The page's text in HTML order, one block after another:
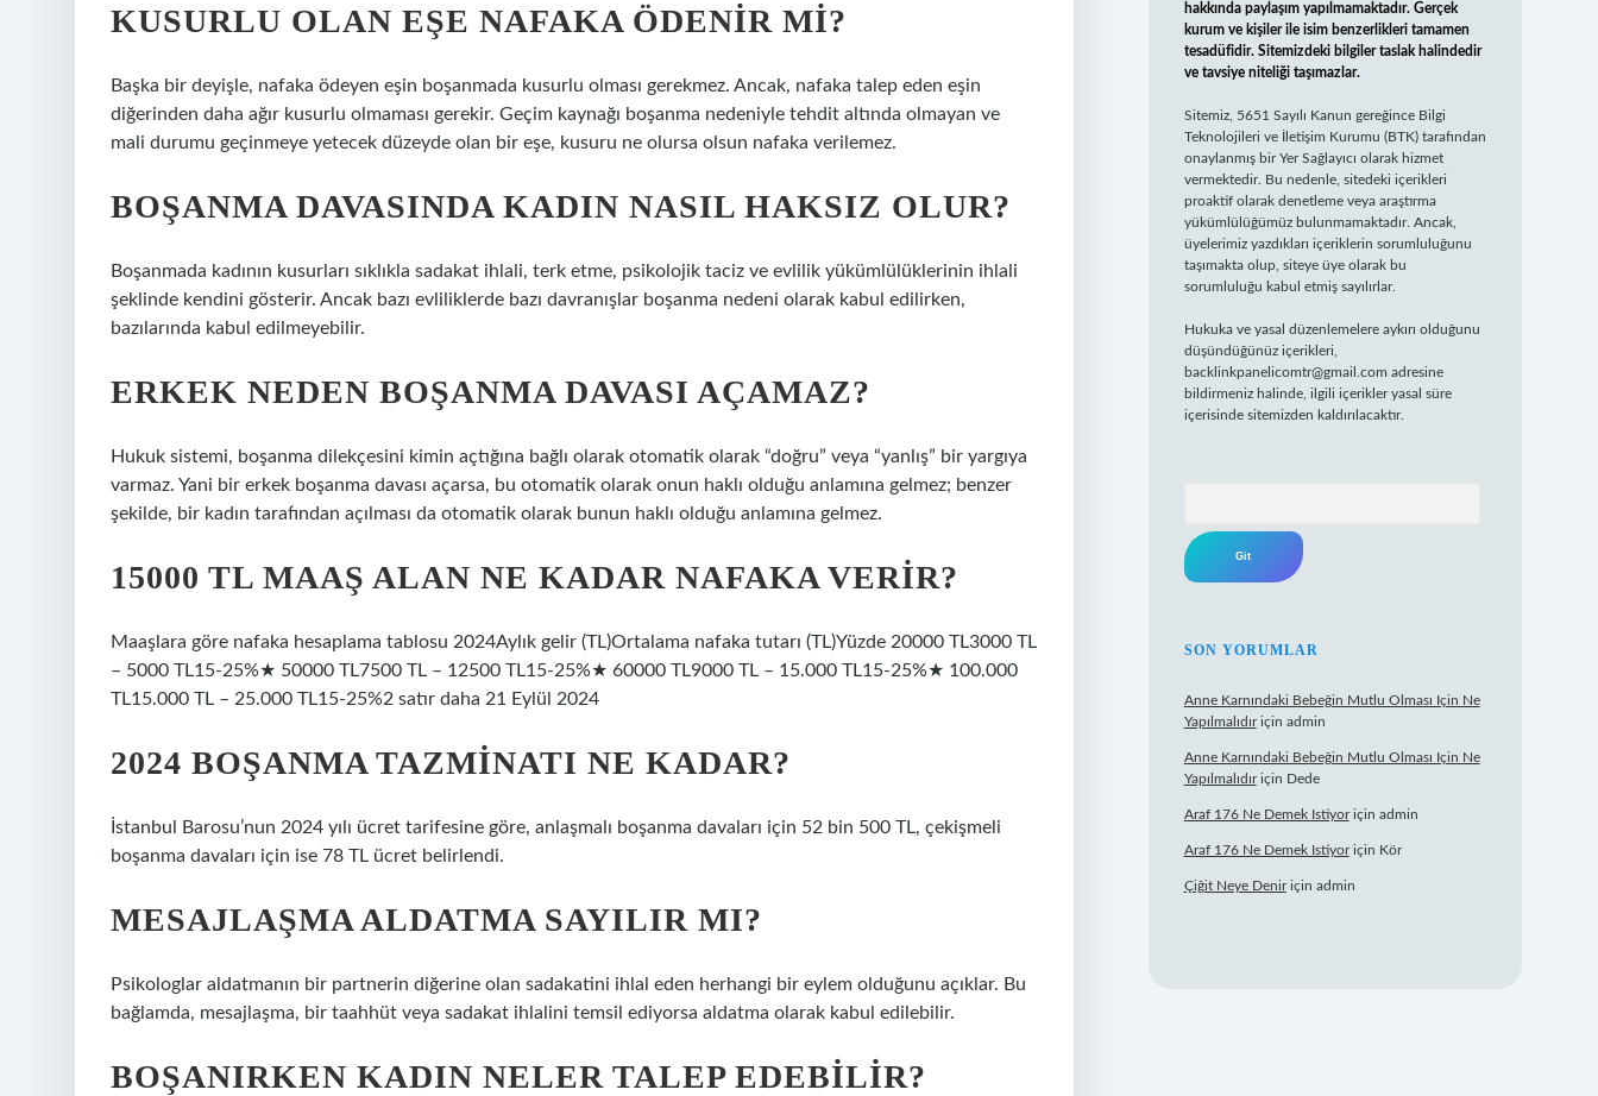
KUSURLU OLAN EŞE NAFAKA ÖDENIR MI?
Başka bir deyişle, nafaka ödeyen eşin boşanmada kusurlu olması gerekmez. Ancak, nafaka talep eden eşin
diğerinden daha ağır kusurlu olmaması gerekir. Geçim kaynağı boşanma nedeniyle tehdit altında olmayan ve
mali durumu geçinmeye yetecek düzeyde olan bir eşe, kusuru ne olursa olsun nafaka verilemez.
BOŞANMA DAVASINDA KADIN NASIL HAKSIZ OLUR?
Boşanmada kadının kusurları sıklıkla sadakat ihlali, terk etme, psikolojik taciz ve evlilik yükümlülüklerinin ihlali
şeklinde kendini gösterir. Ancak bazı evliliklerde bazı davranışlar boşanma nedeni olarak kabul edilirken,
bazılarında kabul edilmeyebilir.
ERKEK NEDEN BOŞANMA DAVASI AÇAMAZ?
Hukuk sistemi, boşanma dilekçesini kimin açtığına bağlı olarak otomatik olarak “doğru” veya “yanlış” bir yargıya
varmaz. Yani bir erkek boşanma davası açarsa, bu otomatik olarak onun haklı olduğu anlamına gelmez; benzer
şekilde, bir kadın tarafından açılması da otomatik olarak bunun haklı olduğu anlamına gelmez.
15000 TL MAAŞ ALAN NE KADAR NAFAKA VERIR?
Maaşlara göre nafaka hesaplama tablosu 2024Aylık gelir (TL)Ortalama nafaka tutarı (TL)Yüzde 20000 TL3000 TL
– 5000 TL15-25%★ 50000 TL7500 TL – 12500 TL15-25%★ 60000 TL9000 TL – 15.000 TL15-25%★ 100.000
TL15.000 TL – 25.000 TL15-25%2 satır daha 21 Eylül 2024
2024 BOŞANMA TAZMINATI NE KADAR?
İstanbul Barosu’nun 2024 yılı ücret tarifesine göre, anlaşmalı boşanma davaları için 52 bin 500 TL, çekişmeli
boşanma davaları için ise 78 TL ücret belirlendi.
MESAJLAŞMA ALDATMA SAYILIR MI?
Psikologlar aldatmanın bir partnerin diğerine olan sadakatini ihlal eden herhangi bir eylem olduğunu açıklar. Bu
bağlamda, mesajlaşma, bir taahhüt veya sadakat ihlalini temsil ediyorsa aldatma olarak kabul edilebilir.
BOŞANIRKEN KADIN NELER TALEP EDEBILIR?
hakkında paylaşım yapılmamaktadır. Gerçek
kurum ve kişiler ile isim benzerlikleri tamamen
tesadüfidir. Sitemizdeki bilgiler taslak halindedir
ve tavsiye niteliği taşımazlar.
Sitemiz, 5651 Sayılı Kanun gereğince Bilgi
Teknolojileri ve İletişim Kurumu (BTK) tarafından
onaylanmış bir Yer Sağlayıcı olarak hizmet
vermektedir. Bu nedenle, sitedeki içerikleri
proaktif olarak denetleme veya araştırma
yükümlülüğümüz bulunmamaktadır. Ancak,
üyelerimiz yazdıkları içeriklerin sorumluluğunu
taşımakta olup, siteye üye olarak bu
sorumluluğu kabul etmiş sayılırlar.
Hukuka ve yasal düzenlemelere aykırı olduğunu
düşündüğünüz içerikleri,
backlinkpanelicomtr@gmail.com adresine
bildirmeniz halinde, ilgili içerikler yasal süre
içerisinde sitemizden kaldırılacaktır.
SON YORUMLAR
Anne Karnındaki Bebeğin Mutlu Olması Için Ne
Yapılmalıdıriçin admin
Anne Karnındaki Bebeğin Mutlu Olması Için Ne
Yapılmalıdıriçin Dede
Araf 176 Ne Demek Istiyoriçin admin
Araf 176 Ne Demek Istiyoriçin Kör
Çiğit Neye Deniriçin admin